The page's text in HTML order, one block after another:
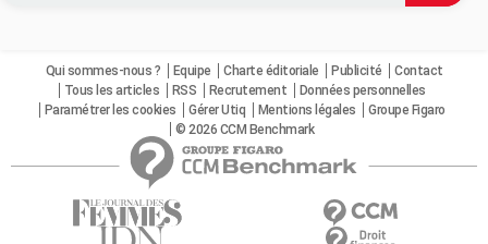
Qui sommes-nous ? Equipe Charte éditoriale Publicité
Contact
Tous les articles
RSS Recrutement
Données personnelles
Paramétrer les cookies
Gérer Utiq Mentions légales
Groupe Figaro
© 2026 CCM Benchmark